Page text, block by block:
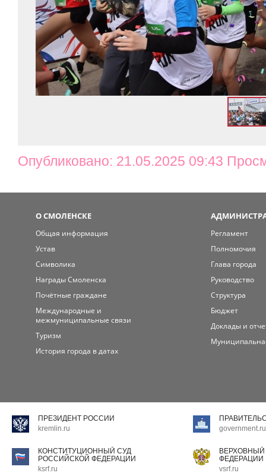
Опубликовано: 21.05.2025 09:43
О СМОЛЕНСКЕ
Общая информация
Устав
Символика
Награды Смоленска
Почётные граждане
Международные и
межмуниципальные связи
Туризм
История города в датах
Регламент
Полномочия
Глава города
Руководство
Структура
Бюджет
Доклады и
ПРЕЗИДЕНТ РОССИИ
kremlin.ru
government.ru
КОНСТИТУЦИОННЫЙ СУД
РОССИЙСКОЙ ФЕДЕРАЦИИ
ksrf.ru
ФЕДЕРАЦИИ
vsrf.ru